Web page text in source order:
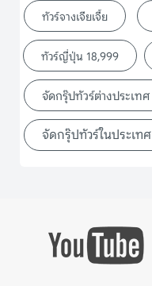
ทัวร์จางเจียเจี้ย
ทัวร์ญี่ปุ่น 18,999
จัดกรุ๊ปทัวร์ต่างประเทศ
จัดกรุ๊ปทัวร์ในประเทศ